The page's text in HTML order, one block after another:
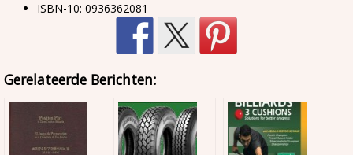
ISBN-10: 0936362081
Gerelateerde Berichten: